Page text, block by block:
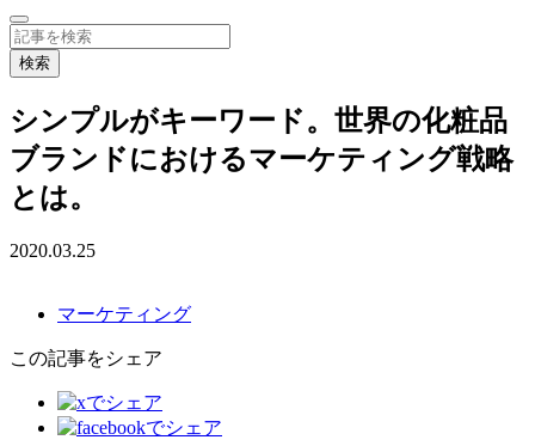
シンプルがキーワード。世界の化粧品
ブランドにおけるマーケティング戦略
とは。
2020.03.25
マーケティング
この記事をシェア